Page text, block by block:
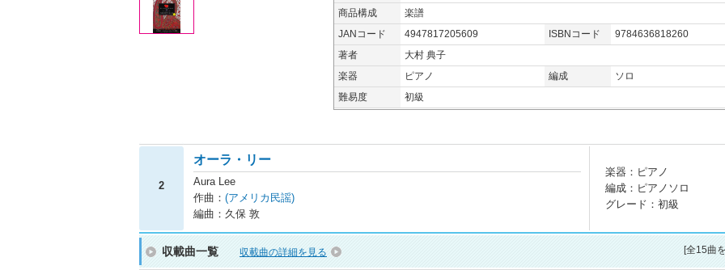
商品構成
楽譜
JANコード
4947817205609 ISBNコード
9784636818260
著者
大村 典子
楽器
ピアノ 編成
ソロ
難易度
初級
2
オーラ・リー
Aura Lee
作曲： (アメリカ民謡)
編曲：久保 敦
楽器：ピアノ
編成：ピアノソロ
グレード：初級
収載曲一覧 収載曲の詳細を見る [全15曲